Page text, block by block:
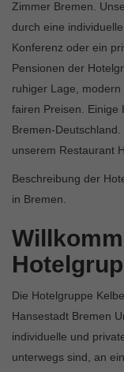
Zimmer Bremen.
durch eine
Konferenz oder ein
Pensionen der
ruhiger Lage,
fairen Preisen. Einige
Bremen-
unserem Restaurant
Beschreibung der
in Bremen.
Die Hotelgruppe
Hansestadt Bremen
individuelle und
unterwegs sind, an